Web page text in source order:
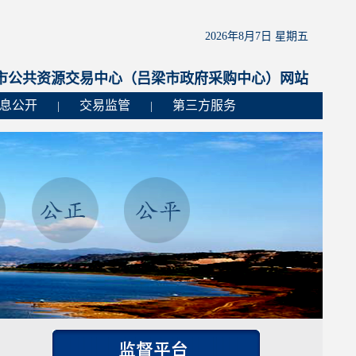
2026年8月7日 星期五
公共资源交易中心（吕梁市政府采购中心）网站
公开 交易监管 第三方服务